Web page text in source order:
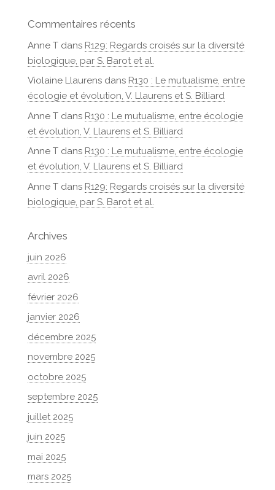
Commentaires récents
Anne Tdans R129: Regards croisés sur la diversité
biologique, par S. Barot et al.
Violaine Llaurensdans R130 : Le mutualisme, entre
écologie et évolution, V. Llaurens et S. Billiard
Anne Tdans R130 : Le mutualisme, entre écologie
et évolution, V. Llaurens et S. Billiard
Anne Tdans R130 : Le mutualisme, entre écologie
et évolution, V. Llaurens et S. Billiard
Anne Tdans R129: Regards croisés sur la diversité
biologique, par S. Barot et al.
Archives
juin 2026
avril 2026
février 2026
janvier 2026
décembre 2025
novembre 2025
octobre 2025
septembre 2025
juillet 2025
juin 2025
mai 2025
mars 2025